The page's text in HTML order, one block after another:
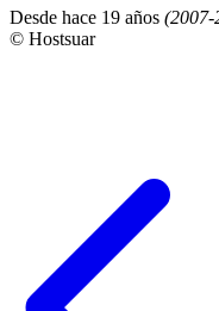
Desde hace 19 años (2007-
© Hostsuar